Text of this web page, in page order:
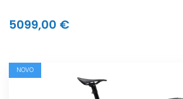
5099,00 €
NOVO